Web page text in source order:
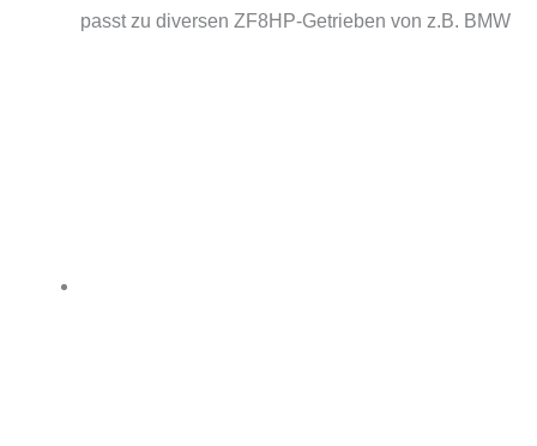
passt zu diversen ZF8HP-Getrieben von z.B. BMW